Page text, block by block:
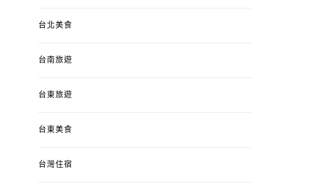
ON
台北美食
台南旅遊
台東旅遊
台東美食
台灣住宿